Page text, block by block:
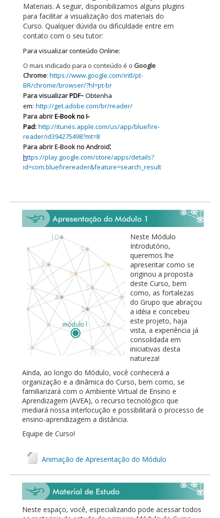
Materiais. A seguir, disponibilizamos alguns plugins
para facilitar a visualização dos materiais do
Curso. Qualquer dúvida ou dificuldade entre em
contato com o seu tutor:
Para visualizarconteúdo Online:
O mais indicado para o conteúdo é o Google
Chrome: https://www.google.com/intl/pt-
BR/chrome/browser/?hl=pt-br
Para visualizarPDF- Obtenha
em: http://get.adobe.com/br/reader/
Para abrirE-Bookno I-
Pad: http://itunes.apple.com/us/app/bluefire-
reader/id394275498?mt=8
Para abrirE-Book no Android:
https://play.google.com/store/apps/details?
id=com.bluefirereader&feature=search_result
Neste Módulo
Introdutório,
queremos lhe
apresentar como se
originou a proposta
deste Curso, bem
como, as fortalezas
do Grupo que abraçou
a idéia e concebeu
este projeto, haja
vista, a experiência já
consolidada em
iniciativas desta
natureza!
Ainda, ao longo do Módulo, você conhecerá a
organização e a dinâmica do Curso, bem como, se
familiarizará com o Ambiente Virtual de Ensino e
Aprendizagem (AVEA), o recurso tecnológico que
mediará nossa interlocução e possibilitará o processo de
ensino-aprendizagem a distância.
Equipe de Curso!
Animação de Apresentação do Módulo
Neste espaço, você, especializando pode acessar todos